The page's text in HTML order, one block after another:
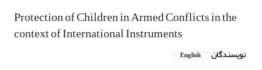
Protection of Children in Armed Conflicts in the
context of International Instruments
نویسندگان English